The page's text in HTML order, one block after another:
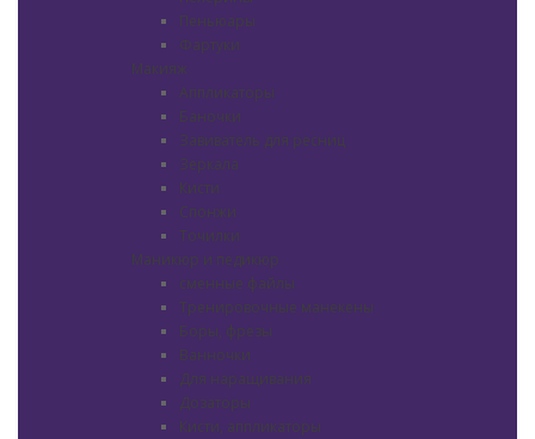
Пеньюары
Фартуки
Макияж
Аппликаторы
Баночки
Завиватель для ресниц
Зеркала
Кисти
Спонжи
Точилки
Маникюр и педикюр
сменные файлы
Тренировочные манекены
Боры, фрезы
Ванночки
Для наращивания
Дозаторы
Кисти, аппликаторы